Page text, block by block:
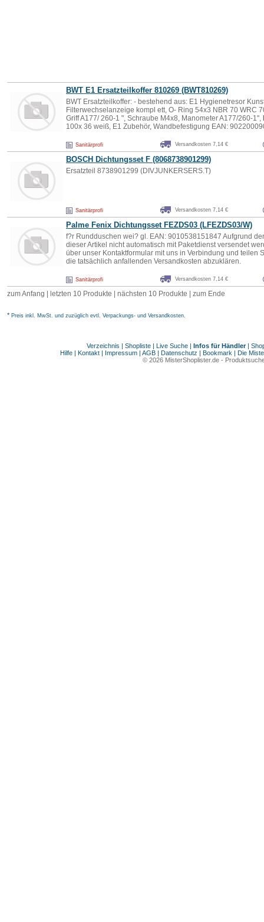
BWT E1 Ersatzteilkoffer 810269 (BWT810269)
BWT Ersatzteilkoffer: - bestehend aus: E1 Hygienetresor
Filterwechselanzeige kompl ett, O- Ring 54x3 NBR 70 WRC
Griff A177/ 260-1 ", Schraube M4x8, Manometer A177/260-1",
100x 36 weiß, E1 Zubehör, Wandbefestigung EAN:
Sanitärprofi Versandkosten 7,14 €
BOSCH DichtungssetF (8068738901299)
Ersatzteil 8738901299 (DIVJUNKERSERS.T)
Sanitärprofi Versandkosten 7,14 €
Palme Fenix DichtungssetFEZDS03 (LFEZDS03/W)
f?r Rundduschen wei? gl. EAN: 9010538151847 Aufgrund
dieser Artikel nicht automatisch mit Paketdienst versendet
über unser Kontaktformular mit uns in Verbindung und teilen
die tatsächlich anfallenden Versandkosten abzuklären.
Sanitärprofi Versandkosten 7,14 €
zum Anfang | letzten 10 Produkte | nächsten 10 Produkte zum Ende
* Preis inkl. MwSt. und zuzüglich evtl. Verpackungs- und Versandkosten.
Verzeichnis | Shopliste| Live Suche| Infos für Händler|
Hilfe | Kontakt | Impressum | AGB | Datenschutz | Bookmark | Die
© 2026 MisterShoplister.de-